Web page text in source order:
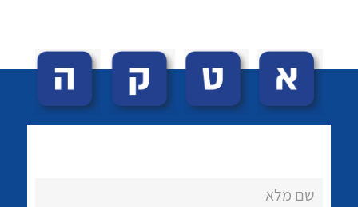
לכל מוצרי היצרן לכל מוצרי היצרן
שם מלא